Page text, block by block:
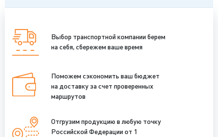
Выбор транспортной компании берем
на себя, сбережем ваше время
Поможем сэкономить ваш бюджет
на доставку за счет проверенных
маршрутов
Отгрузим продукцию в любую точку
Российской Федерации от 1